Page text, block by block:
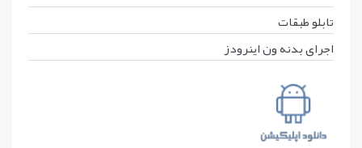
تابلو طبقات
اجرای بدنه ون اینرودز